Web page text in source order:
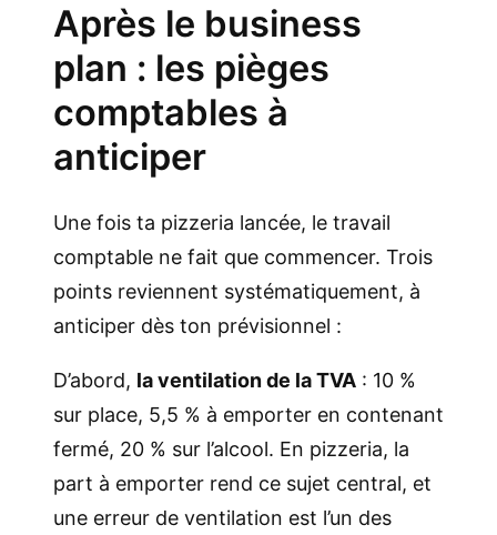
Après le business
plan : les pièges
comptables à
anticiper
Une fois ta pizzeria lancée, le travail
comptable ne fait que commencer. Trois
points reviennent systématiquement, à
anticiper dès ton prévisionnel :
D’abord, la ventilation de la TVA : 10 %
sur place, 5,5 % à emporter en contenant
fermé, 20 % sur l’alcool. En pizzeria, la
part à emporter rend ce sujet central, et
une erreur de ventilation est l’un des